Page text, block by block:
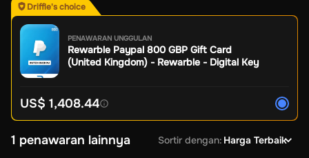
Driffle's choice
PENAWARAN UNGGULAN
Rewarble Paypal 800 GBP Gift Card
(United Kingdom) - Rewarble - Digital Key
US$ 1,408.44
1 penawaran lainnya Sortir dengan: Harga Terbaik